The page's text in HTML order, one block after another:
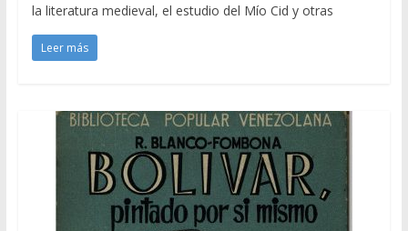
la literatura medieval, el estudio del Mío Cid y otras
Leer más